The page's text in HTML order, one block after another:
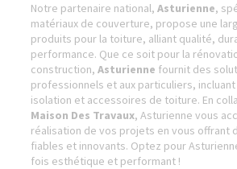
Notre partenaire national,Asturienne,
matériaux de couverture, propose une
produits pour la toiture, alliant qualité,
performance. Que ce soit pour la
construction,Asturienne fournit des
professionnels et aux particuliers,
isolation et accessoires de toiture. En
Maison Des Travaux, Asturienne vous
réalisation de vos projets en vous offrant
fiables et innovants. Optez pour
fois esthétique et performant !